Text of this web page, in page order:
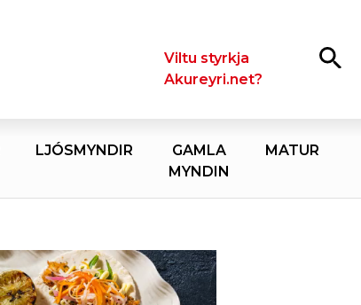
LeitaViltu styrkja
Akureyri.net?
LJÓSMYNDIR
GAMLA
MYNDIN
MATUR